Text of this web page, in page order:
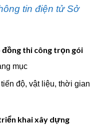
tin điện tử Sở
thi công trọn gói
mục
độ, vật liệu, thời gian
khai xây dựng